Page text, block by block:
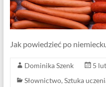
Jak powiedzieć po
Dominika Szenk
5
Słownictwo, Sztuka